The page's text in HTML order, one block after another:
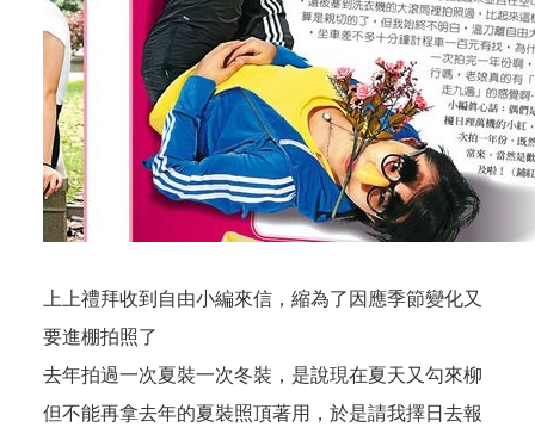
上上禮拜收到自由小編來信，縮為了因應季節變化又
要進棚拍照了
去年拍過一次夏裝一次冬裝，是說現在夏天又勾來柳
但不能再拿去年的夏裝照頂著用，於是請我擇日去報